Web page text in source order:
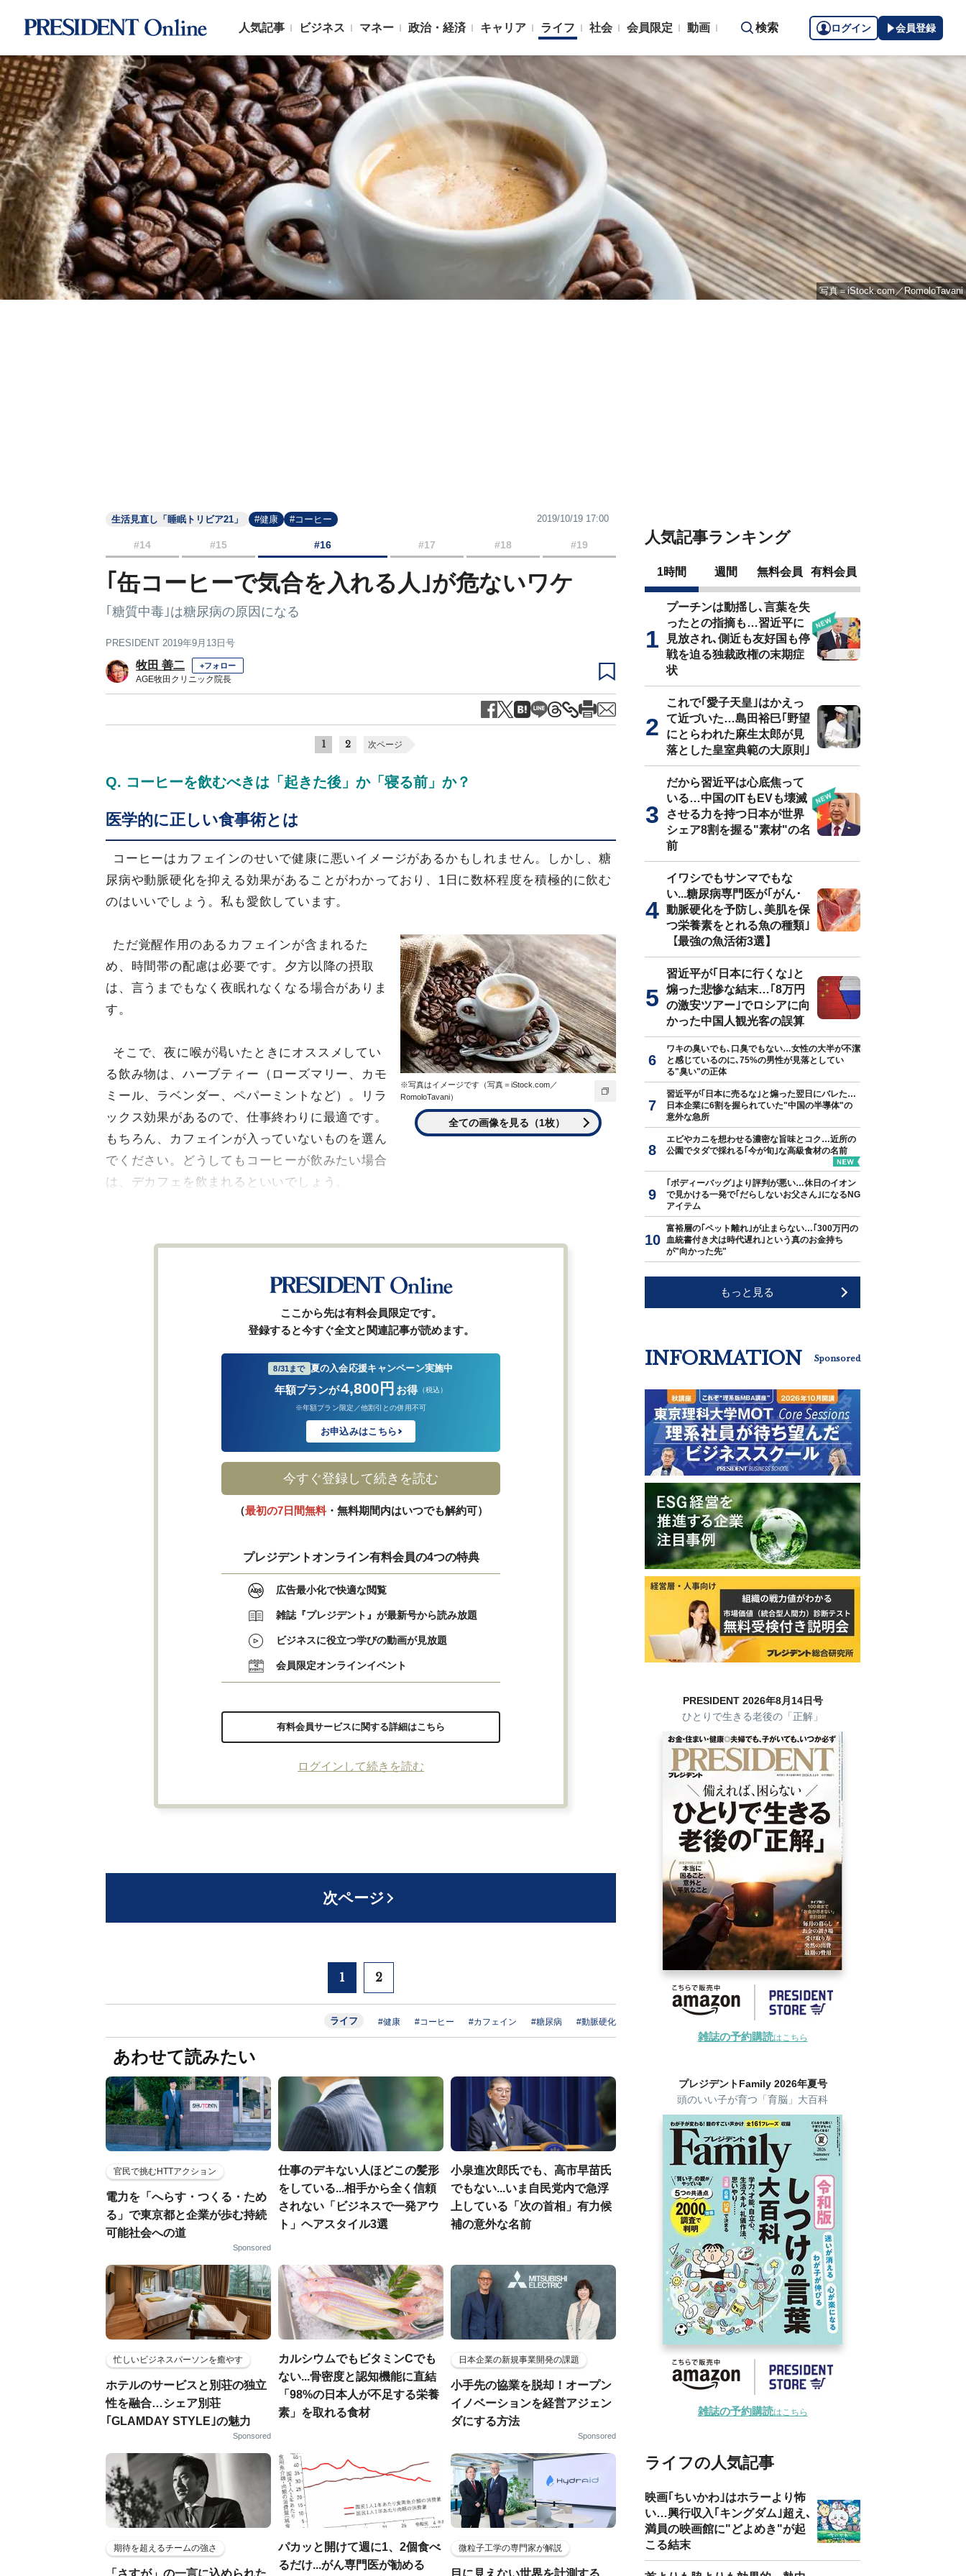
人気記事 ビジネス マネー 政治・経済 キャリア ライフ 社会 会員限定 動画 検索 ログイン 会員登録
写真＝iStock.com／RomoloTavani
生活見直し「睡眠トリビア21」 #健康 #コーヒー 2019/10/19 17:00
#14 #15 #16 #17 #18 #19
｢缶コーヒーで気合を入れる人｣が危ないワケ
｢糖質中毒｣は糖尿病の原因になる
PRESIDENT 2019年9月13日号
牧田 善二 +フォロー
AGE牧田クリニック院長
1 2 次ページ
Q. コーヒーを飲むべきは「起きた後」か「寝る前」か？
医学的に正しい食事術とは
コーヒーはカフェインのせいで健康に悪いイメージがあるかもしれません。しかし、糖
尿病や動脈硬化を抑える効果があることがわかっており、1日に数杯程度を積極的に飲む
のはいいでしょう。私も愛飲しています。
※写真はイメージです（写真＝iStock.com／
RomoloTavani）
全ての画像を見る（1枚）
ただ覚醒作用のあるカフェインが含まれるた
め、時間帯の配慮は必要です。夕方以降の摂取
は、言うまでもなく夜眠れなくなる場合がありま
す。
そこで、夜に喉が渇いたときにオススメしてい
る飲み物は、ハーブティー（ローズマリー、カモ
ミール、ラベンダー、ペパーミントなど）。リラ
ックス効果があるので、仕事終わりに最適です。
もちろん、カフェインが入っていないものを選ん
でください。どうしてもコーヒーが飲みたい場合
は、デカフェを飲まれるといいでしょう。
ここから先は有料会員限定です。
登録すると今すぐ全文と関連記事が読めます。
8/31まで 夏の入会応援キャンペーン実施中
年額プランが4,800円 お得 （税込）
※年額プラン限定／他割引との併用不可
お申込みはこちら
今すぐ登録して続きを読む
（最初の7日間無料・無料期間内はいつでも解約可）
プレジデントオンライン有料会員の4つの特典
広告最小化で快適な閲覧
雑誌『プレジデント』が最新号から読み放題
ビジネスに役立つ学びの動画が見放題
会員限定オンラインイベント
有料会員サービスに関する詳細はこちら
ログインして続きを読む
次ページ
1 2
ライフ #健康 #コーヒー #カフェイン #糖尿病 #動脈硬化
あわせて読みたい
官民で挑むHTTアクション
電力を「へらす・つくる・ため
る」で東京都と企業が歩む持続
可能社会への道
Sponsored
仕事のデキない人ほどこの髪形
をしている...相手から全く信頼
されない「ビジネスで一発アウ
ト」ヘアスタイル3選
小泉進次郎氏でも、高市早苗氏
でもない...いま自民党内で急浮
上している「次の首相」有力候
補の意外な名前
忙しいビジネスパーソンを癒やす
ホテルのサービスと別荘の独立
性を融合…シェア別荘
｢GLAMDAY STYLE｣の魅力
Sponsored
カルシウムでもビタミンCでも
ない...骨密度と認知機能に直結
「98%の日本人が不足する栄養
素」を取れる食材
日本企業の新規事業開発の課題
小手先の協業を脱却！オープン
イノベーションを経営アジェン
ダにする方法
Sponsored
期待を超えるチームの強さ
「さすが」の一言に込められた
パカッと開けて週に1、2個食べ
るだけ...がん専門医が勧める
微粒子工学の専門家が解説
目に見えない世界を計測する…
人気記事ランキング
1時間 週間 無料会員 有料会員
プーチンは動揺し､言葉を失
ったとの指摘も…習近平に
見放され､側近も友好国も停
戦を迫る独裁政権の末期症
状
これで｢愛子天皇｣はかえっ
て近づいた…島田裕巳｢野望
にとらわれた麻生太郎が見
落とした皇室典範の大原則｣
だから習近平は心底焦って
いる…中国のITもEVも壊滅
させる力を持つ日本が世界
シェア8割を握る"素材"の名
前
イワシでもサンマでもな
い...糖尿病専門医が｢がん･
動脈硬化を予防し､美肌を保
つ栄養素をとれる魚の種類｣
【最強の魚活術3選】
習近平が｢日本に行くな｣と
煽った悲惨な結末…｢8万円
の激安ツアー｣でロシアに向
かった中国人観光客の誤算
ワキの臭いでも､口臭でもない…女性の大半が不潔
と感じているのに､75%の男性が見落としてい
る"臭い"の正体
習近平が｢日本に売るな｣と煽った翌日にバレた…
日本企業に6割を握られていた"中国の半導体"の
意外な急所
エビやカニを想わせる濃密な旨味とコク…近所の
公園でタダで採れる｢今が旬｣な高級食材の名前
｢ボディーバッグ｣より評判が悪い…休日のイオン
で見かける一発で｢だらしないお父さん｣になるNG
アイテム
富裕層の｢ペット離れ｣が止まらない…｢300万円の
血統書付き犬は時代遅れ｣という真のお金持ち
が"向かった先"
もっと見る
INFORMATION Sponsored
PRESIDENT 2026年8月14日号
ひとりで生きる老後の「正解」
雑誌の予約購読はこちら
プレジデントFamily 2026年夏号
頭のいい子が育つ「育脳」大百科
雑誌の予約購読はこちら
ライフの人気記事
映画｢ちいかわ｣はホラーより怖
い…興行収入｢キングダム｣超え､
満員の映画館に"どよめき"が起
こる結末